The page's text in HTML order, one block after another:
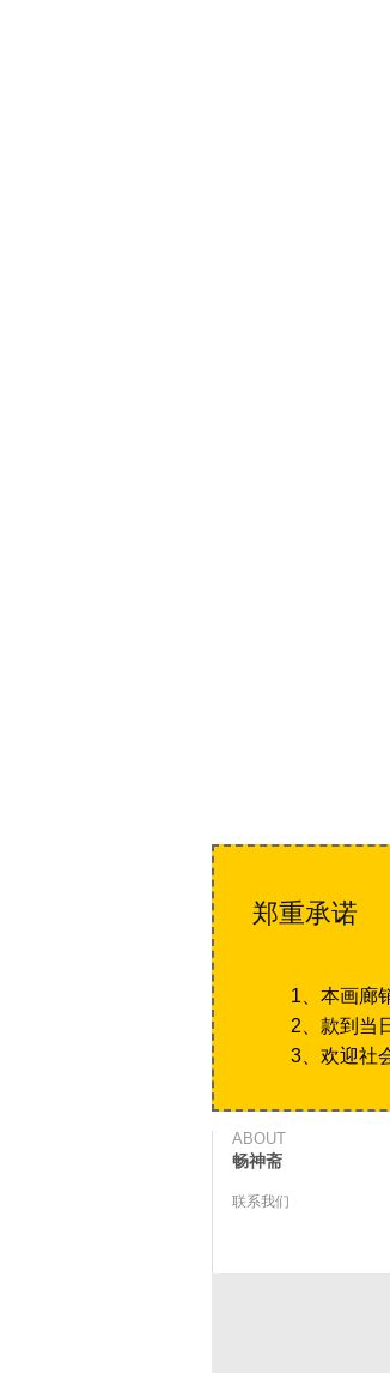
郑重承诺
1、本画廊
2、款到当
3、欢迎社
ABOUT
畅神斋
联系我们